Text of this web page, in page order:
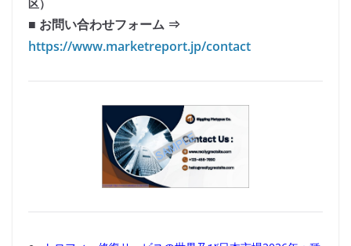
区）
■ お問い合わせフォーム ⇒
https://www.marketreport.jp/contact